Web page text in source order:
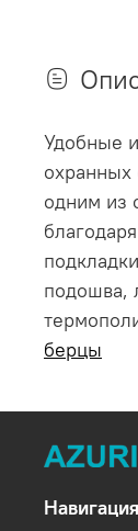
Удобные
охранных
одним из
подошва,
берцы
Навигация